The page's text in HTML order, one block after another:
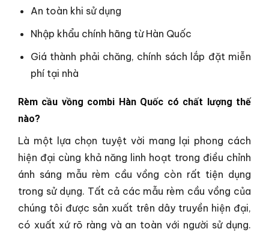
An toàn khi sử dụng
Nhập khẩu chính hãng từ Hàn Quốc
Giá thành phải chăng, chính sách lắp đặt miễn
phí tại nhà
Rèm cầu vồng combi Hàn Quốc có chất lượng thế
nào?
Là một lựa chọn tuyệt vời mang lại phong cách
hiện đại cùng khả năng linh hoạt trong điều chỉnh
ánh sáng mẫu rèm cầu vồng còn rất tiện dụng
trong sử dụng. Tất cả các mẫu rèm cầu vồng của
chúng tôi được sản xuất trên dây truyền hiện đại,
có xuất xứ rõ ràng và an toàn với người sử dụng.